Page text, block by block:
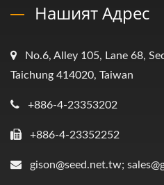
Нашият Адрес
No.6, Alley 105, Lane 68,
Taichung 414020, Taiwan
+886-4-23353202
+886-4-23352252
gison@seed.net.tw;